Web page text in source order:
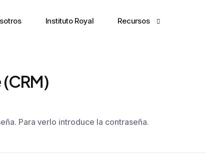
Instituto Royal Recursos
Para verlo introduce la contraseña.